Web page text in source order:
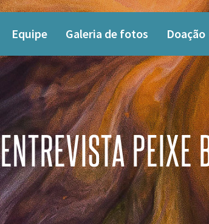
Equipe Galeria de fotos Doação
ENTREVISTA PEIXE